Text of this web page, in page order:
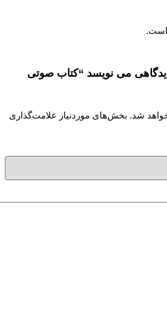
می نویسد “کتاب صوتی
شد. بخش‌های موردنیاز علامت‌گذاری